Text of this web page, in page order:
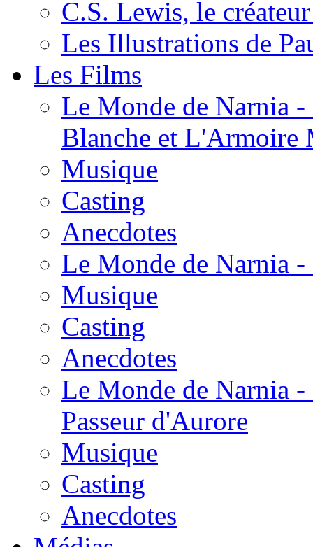
C.S. Lewis, le
Les Illustrations de
Les Films
Le Monde de Narnia
Blanche et L'Armoire
Musique
Casting
Anecdotes
Le Monde de Narnia
Musique
Casting
Anecdotes
Le Monde de Narnia
Passeur d'Aurore
Musique
Casting
Anecdotes